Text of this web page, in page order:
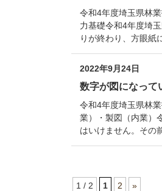
令和4年度埼玉県林
力基礎令和4年度埼
りが終わり、方眼紙
2022年9月24日
数字が図になって
令和4年度埼玉県林
業）・製図（内業）
はいけません。その
1 / 2 1 2 »